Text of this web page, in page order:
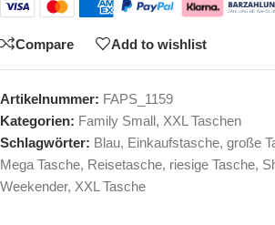
Compare Add to wishlist
Artikelnummer: FAPS_1159
Kategorien: Family Small, XXL Taschen
Schlagwörter: Blau, Einkaufstasche, große
Mega Tasche, Reisetasche, riesige Tasche,
Weekender, XXL Tasche